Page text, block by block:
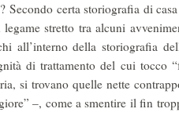
Secondo certa storiografia di
stretto tra alcuni
all’interno della storiografia
di trattamento del cui tocco
si trovano quelle nette
–, come a smentire il fin